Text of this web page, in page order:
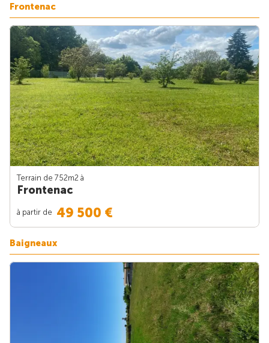
Frontenac
Terrain de 752m2 à
Frontenac
à partir de 49 500 €
Baigneaux